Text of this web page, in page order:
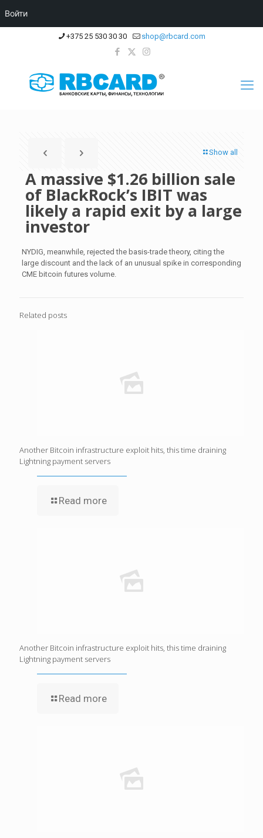
+375 25 530 30 30 shop@rbcard.com
Show all
A massive $1.26 billion sale
of BlackRock’s IBIT was
likely a rapid exit by a large
investor
NYDIG, meanwhile, rejected the basis-trade theory, citing the
large discount and the lack of an unusual spike in corresponding
CME bitcoin futures volume.
Related posts
Another Bitcoin infrastructure exploit hits, this time draining
Lightning payment servers
Read more
Another Bitcoin infrastructure exploit hits, this time draining
Lightning payment servers
Read more
Войти